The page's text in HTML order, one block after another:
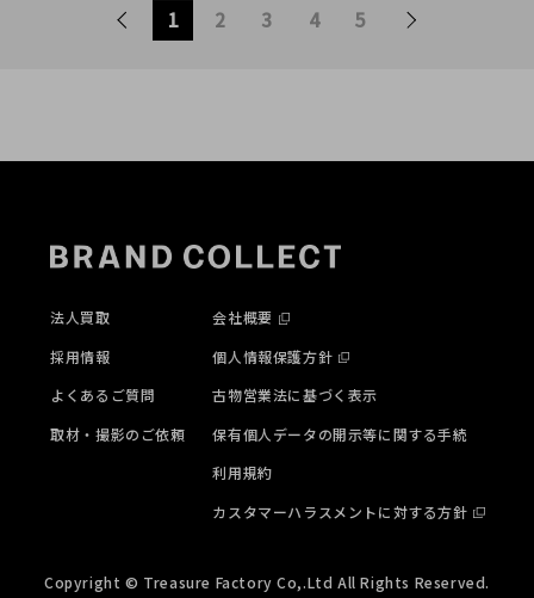
1 2 3 4 5
法人買取
採用情報
よくあるご質問
取材・撮影のご依頼
会社概要
個人情報保護方針
古物営業法に基づく表示
保有個人データの開示等に関する手続
利用規約
カスタマーハラスメントに対する方針
Copyright © Treasure Factory Co,.Ltd All Rights Reserved.